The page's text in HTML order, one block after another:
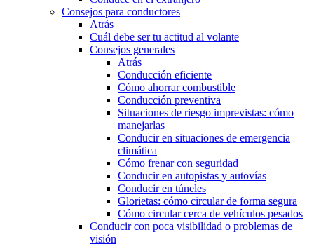
Consejos para conductores
Atrás
Cuál debe ser tu actitud al volante
Consejos generales
Atrás
Conducción eficiente
Cómo ahorrar combustible
Conducción preventiva
Situaciones de riesgo imprevistas: cómo
manejarlas
Conducir en situaciones de emergencia
climática
Cómo frenar con seguridad
Conducir en autopistas y autovías
Conducir en túneles
Glorietas: cómo circular de forma segura
Cómo circular cerca de vehículos pesados
Conducir con poca visibilidad o problemas de
visión